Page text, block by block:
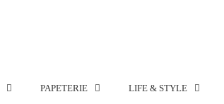
PAPETERIE LIFE & STYLE